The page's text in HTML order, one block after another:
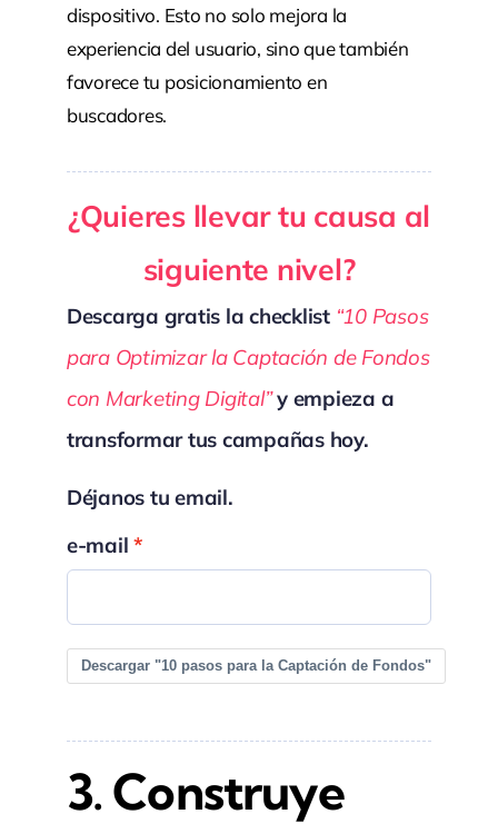
dispositivo. Esto no solo mejora la
experiencia del usuario, sino que también
favorece tu posicionamiento en
buscadores.
¿Quieres llevar tu causa al
siguiente nivel?
Descarga gratis la checklist “10 Pasos
para Optimizar la Captación de Fondos
con Marketing Digital”y empieza a
transformar tus campañas hoy.
Déjanos tu email.
e-mail
Descargar "10 pasos para la Captación de Fondos"
3. Construye